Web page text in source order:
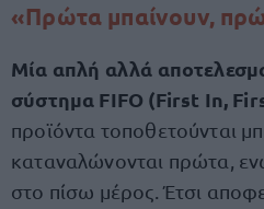
«Πρώτα μπαίνουν,
Μία απλή αλλά
σύστημα FIFO (First In,
προϊόντα τοποθετούνται
καταναλώνονται πρώτα,
στο πίσω μέρος. Έτσι